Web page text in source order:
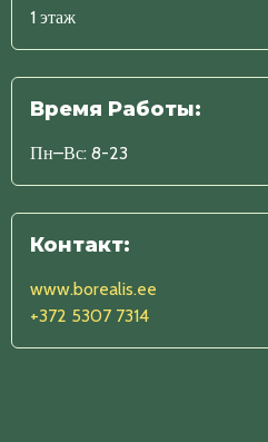
1 этаж
Время Работы:
Пн–Вс: 8-23
Контакт:
www.borealis.ee
+372 5307 7314